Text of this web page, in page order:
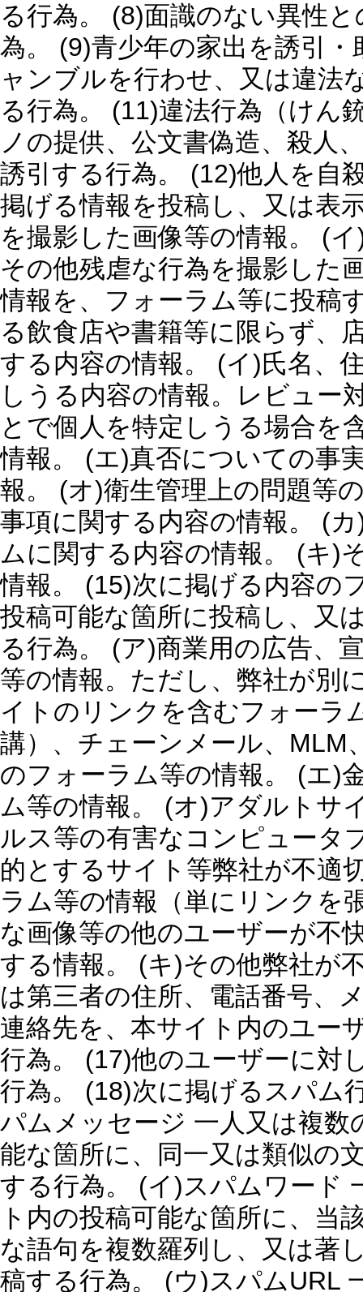
る行為。 (8)面識のない異性
為。 (9)青少年の家出を誘引
ャンブルを行わせ、又は違法
る行為。 (11)違法行為（けん
ノの提供、公文書偽造、殺人
誘引する行為。 (12)他人を自
掲げる情報を投稿し、又は表
を撮影した画像等の情報。 (
その他残虐な行為を撮影した
情報を、フォーラム等に投稿
る飲食店や書籍等に限らず、
する内容の情報。 (イ)氏名、
しうる内容の情報。レビュー
とで個人を特定しうる場合を
情報。 (エ)真否についての事
報。 (オ)衛生管理上の問題等
事項に関する内容の情報。 (
ムに関する内容の情報。 (キ)
情報。 (15)次に掲げる内容の
投稿可能な箇所に投稿し、又
る行為。 (ア)商業用の広告、
等の情報。ただし、弊社が別
イトのリンクを含むフォーラ
講）、チェーンメール、MLM
のフォーラム等の情報。 (エ)
ム等の情報。 (オ)アダルトサ
ルス等の有害なコンピュータ
的とするサイト等弊社が不適
ラム等の情報（単にリンクを
な画像等の他のユーザーが不
する情報。 (キ)その他弊社が
は第三者の住所、電話番号、
連絡先を、本サイト内のユー
行為。 (17)他のユーザーに対
行為。 (18)次に掲げるスパム
パムメッセージ 一人又は複
能な箇所に、同一又は類似の
する行為。 (イ)スパムワード
ト内の投稿可能な箇所に、当
な語句を複数羅列し、又は著
稿する行為。 (ウ)スパムURL